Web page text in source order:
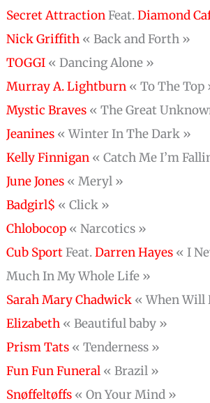
Secret AttractionFeat.Diamond
Nick Griffith « Back and Forth »
TOGGI « Dancing Alone »
Murray A. Lightburn « To The Top
Mystic Braves « The Great
Jeanines « Winter In The Dark »
Kelly Finnigan « Catch Me I’m
June Jones « Meryl »
Badgirl$ « Click »
Chlobocop « Narcotics »
Cub SportFeat.Darren Hayes « I
Much In My Whole Life »
Sarah Mary Chadwick « When Will
Elizabeth « Beautiful baby »
Prism Tats « Tenderness »
Fun Fun Funeral « Brazil »
Snøffeltøffs « On Your Mind »